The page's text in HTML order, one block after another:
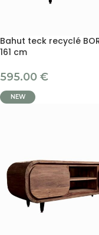
Bahut teck recyclé
161 cm
595.00 €
NEW